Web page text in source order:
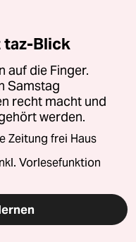
taz-Blick
auf die Finger.
Samstag
recht macht und
werden.
Zeitung frei Haus
Vorlesefunktion